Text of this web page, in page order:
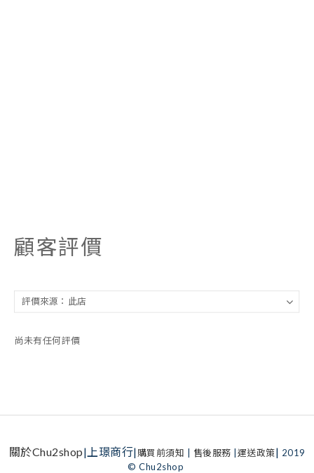
顧客評價
尚未有任何評價
關於Chu2shop|上璟商行|購買前須知 售後服務 運送政策| 2019
© Chu2shop